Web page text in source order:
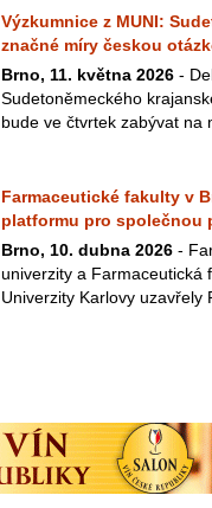
Výzkumnice z MUNI:
značné míry českou
Brno, 11. května 2026 -
Sudetoněmeckého
bude ve čtvrtek zabývat na
Farmaceutické fakulty v
platformu pro společnou
Brno, 10. dubna 2026 -
univerzity a Farmaceutická
Univerzity Karlovy uzavřely